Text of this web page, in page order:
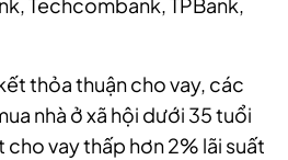
thỏa thuận cho vay, các
nhà ở xã hội dưới 35 tuổi
vay thấp hơn 2% lãi suất